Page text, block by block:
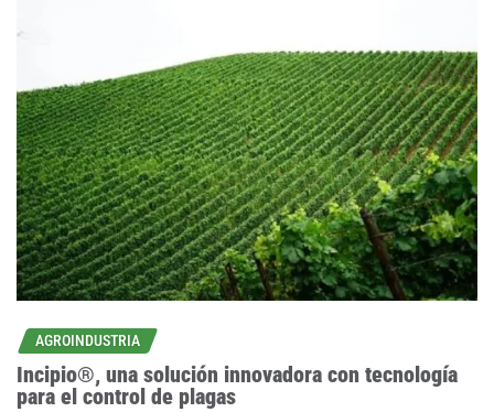
AGROINDUSTRIA
Incipio®, una solución innovadora con tecnología
para el control de plagas